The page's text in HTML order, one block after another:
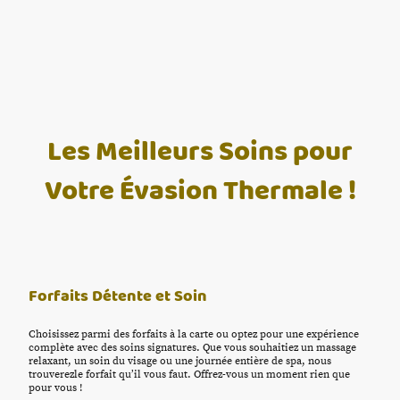
Les Meilleurs Soins pour
Votre Évasion Thermale !
Forfaits Détente et Soin
Choisissez parmi des forfaits à la carte ou optez pour une expérience
complète avec des soins signatures. Que vous souhaitiez un massage
relaxant, un soin du visage ou une journée entière de spa, nous
trouverezle forfait qu’il vous faut. Offrez-vous un moment rien que
pour vous !